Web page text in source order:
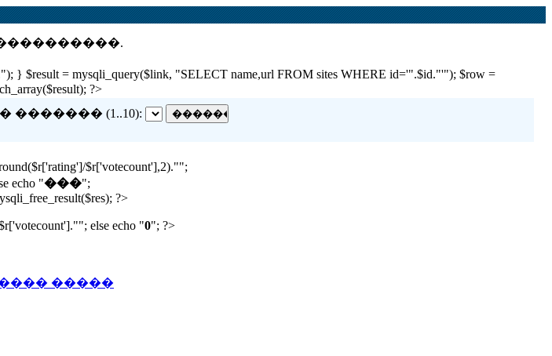
"SELECT name,url FROM sites WHERE id='".$id."'"); $row =
?>
(1..10):
$r['votecount'],2)."";
echo "���";
?>
else echo "0"; ?>
�����